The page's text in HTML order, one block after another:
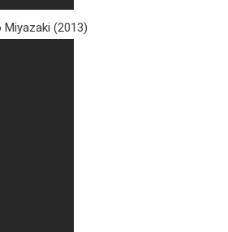
(2013)